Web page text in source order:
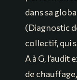
dans sa
(Diagnostic
collectif, qui
A à G,
de